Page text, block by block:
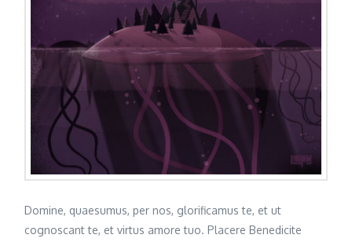
Domine, quaesumus, per nos, glorificamus te, et ut
cognoscant te, et virtus amore tuo. Placere Benedicite